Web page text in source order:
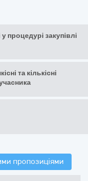
процедурі закупівлі
та кількісні
пропозиціями